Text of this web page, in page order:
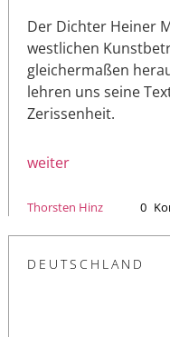
Der Dichter Heiner
westlichen
gleichermaßen
lehren uns seine
Zerissenheit.
weiter
Thorsten Hinz 0
DEUTSCHLAND